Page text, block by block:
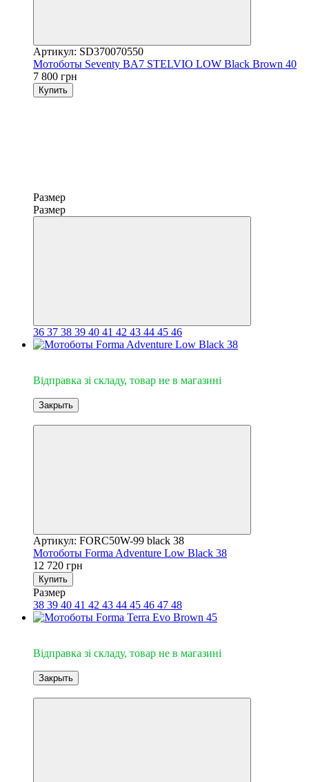
Артикул: SD370070550
Мотоботы Seventy BA7 STELVIO LOW Black Brown 40
7 800 грн
Купить
Размер
Размер
36 37 38 39 40 41 42 43 44 45 46
Відправка зі складу, товар не в магазині
Закрыть
Артикул: FORC50W-99 black 38
Мотоботы Forma Adventure Low Black 38
12 720 грн
Купить
Размер
38 39 40 41 42 43 44 45 46 47 48
Відправка зі складу, товар не в магазині
Закрыть